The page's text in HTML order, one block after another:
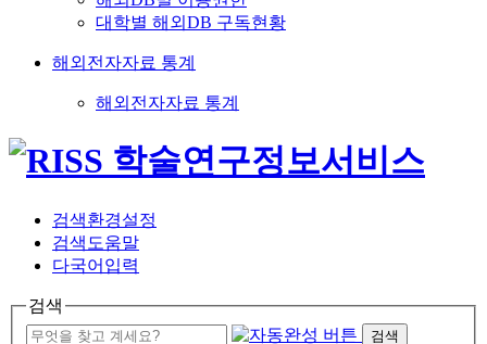
대학별 해외DB 구독현황
해외전자자료 통계
해외전자자료 통계
검색환경설정
검색도움말
다국어입력
검색
검색